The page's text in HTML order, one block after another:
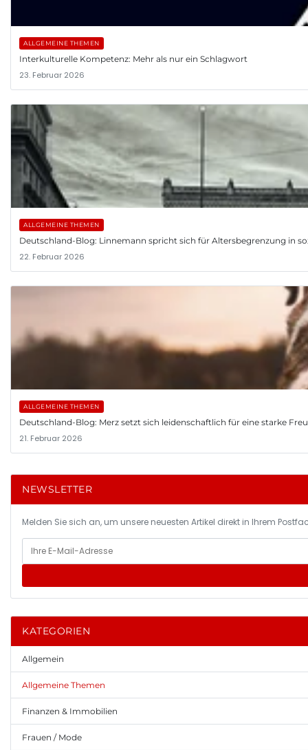
ALLGEMEINE THEMEN
Interkulturelle Kompetenz: Mehr als nur ein Schlagwort
23. Februar 2026
ALLGEMEINE THEMEN
Deutschland-Blog: Linnemann spricht sich für Altersbegrenzung in
22. Februar 2026
ALLGEMEINE THEMEN
Deutschland-Blog: Merz setzt sich leidenschaftlich für eine starke
21. Februar 2026
NEWSLETTER
Melden Sie sich an, um unsere neuesten Artikel direkt in Ihrem
KATEGORIEN
Allgemein
Allgemeine Themen
Finanzen & Immobilien
Frauen / Mode